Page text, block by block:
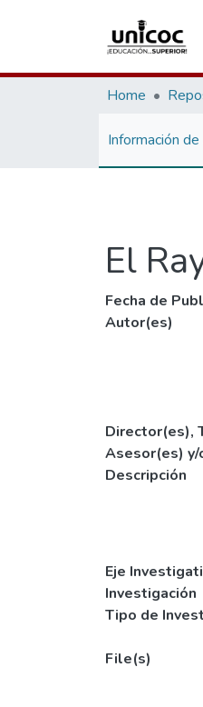
Home
Información
El
Fecha de
Autor(es)
Director(es),
Asesor(es) y/
Descripción
Eje
Investigación
Tipo de
File(s)